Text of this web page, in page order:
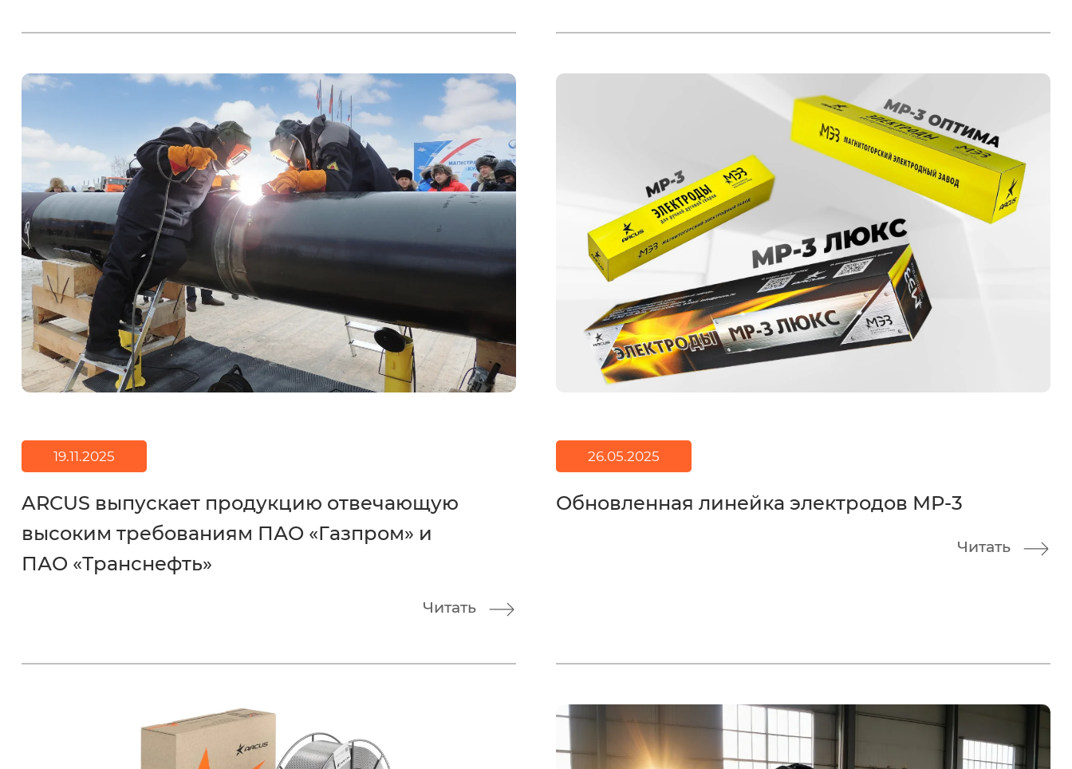
19.11.2025
ARCUS выпускает продукцию отвечающую
высоким требованиям ПАО «Газпром» и
ПАО «Транснефть»
Читать
26.05.2025
Обновленная линейка электродов МР-3
Читать